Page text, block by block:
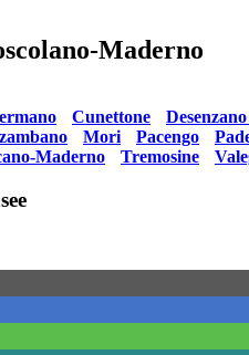
Maderno
Cunettone
Mori Pacengo
Maderno Tremosine